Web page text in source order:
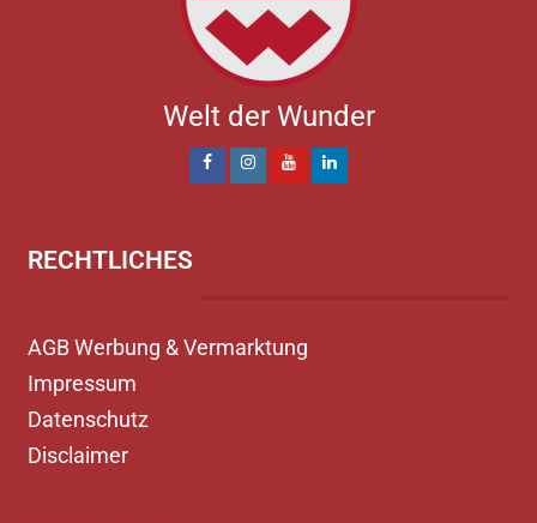
Welt der Wunder
RECHTLICHES
AGB Werbung & Vermarktung
Impressum
Datenschutz
Disclaimer